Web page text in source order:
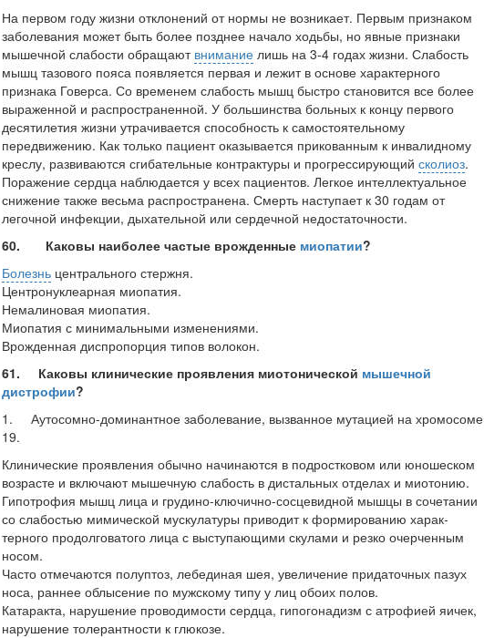
На первом году жизни отклонений от нормы не возникает. Первым призна­ком
заболевания может быть более позднее начало ходьбы, но явные признаки
мышечной слабости обращают внимание лишь на 3-4 годах жизни. Слабость
мышц тазового пояса появляется первая и лежит в основе характерного
призна­ка Говерса. Со временем слабость мышц быстро становится все более
выраженной и распространенной. У большинства больных к концу первого
десятилетия жизни утрачивается способность к самостоятельному
передвижению. Как только пациент оказывается прикованным к инвалидному
креслу, развиваются сгибательные кон­трактуры и прогрессирующий сколиоз.
Поражение сердца наблюдается у всех па­циентов. Легкое интеллектуальное
снижение также весьма распространена. Смерть наступает к 30 годам от
легочной инфекции, дыхательной или сердечной недоста­точности.
60. Каковы наиболее частые врожденные миопатии?
Болезнь центрального стержня.
Центронуклеарная миопатия.
Немалиновая миопатия.
Миопатия с минимальными изменениями.
Врожденная диспропорция типов волокон.
61. Каковы клинические проявления миотонической мышечной
дистрофии?
1. Аутосомно-доминантное заболевание, вызванное мутацией на хромосоме
19.
Клинические проявления обычно начинаются в подростковом или юношес­ком
возрасте и включают мышечную слабость в дистальных отделах и миотонию.
Гипотрофия мышц лица и грудино-ключично-сосцевидной мышцы в соче­тании
со слабостью мимической мускулатуры приводит к формированию харак­
терного продолговатого лица с выступающими скулами и резко очерченным
носом.
Часто отмечаются полуптоз, лебединая шея, увеличение придаточных пазух
носа, раннее облысение по мужскому типу у лиц обоих полов.
Катаракта, нарушение проводимости сердца, гипогонадизм с атрофией яи­чек,
нарушение толерантности к глюкозе.